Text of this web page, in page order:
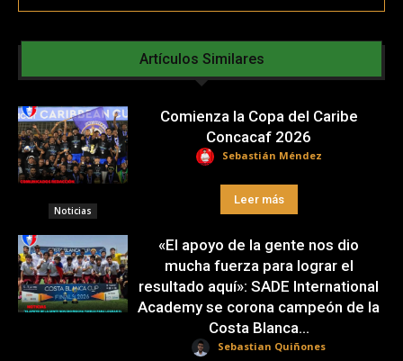
Artículos Similares
Noticias
Comienza la Copa del Caribe
Concacaf 2026
Sebastián Méndez
Leer más
«El apoyo de la gente nos dio
mucha fuerza para lograr el
resultado aquí»: SADE International
Academy se corona campeón de la
Costa Blanca...
Sebastian Quiñones